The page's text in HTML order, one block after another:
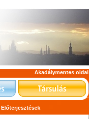
Akadálymentes oldal
Előterjesztések